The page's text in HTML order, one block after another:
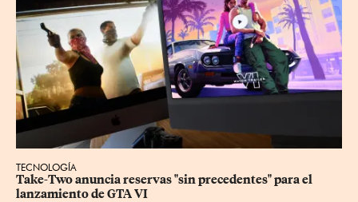
TECNOLOGÍA
Take-Two anuncia reservas "sin precedentes" para el
lanzamiento de GTA VI